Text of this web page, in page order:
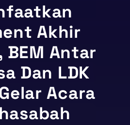
Akhir
BEM Antar
Dan LDK
Acara